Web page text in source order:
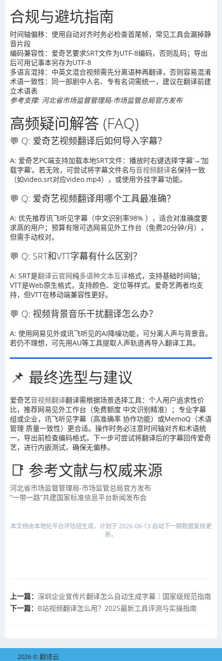
合规与避坑指南
时间轴偏移：使用自动对齐时务必检查首尾帧，常见工具会漏掉静
音片段
编码兼容性：爱奇艺要求SRT文件为UTF-8编码，否则乱码；导出
后可用记事本另存为UTF-8
多语言混排：中英文混合视频需先分离语种再翻译，否则容易混淆
术语一致性：同一部剧中人名、专有名词需统一，建议在翻译前建
立术语表
参考支撑: 河北省市场监督管理局-市场监管总局官方发布
高频疑问解答 (FAQ)
💬 Q: 爱奇艺视频翻译后如何导入字幕？
A: 爱奇艺PC端支持加载本地SRT文件：播放时右键选择‘字幕’→‘加
载字幕’。若无效，可尝试将字幕文件名与音视频翻译名保持一致
（如video.srt对应video.mp4），或使用‘外挂字幕’功能。
💬 Q: 爱奇艺视频翻译用哪个工具最准确？
A: 优先推荐讯飞听见字幕（中文识别率98% ），适合对准确度要
求高的用户；预算有限可选网易见外工作台（免费20分钟/月），
但需手动校对。
💬 Q: SRT和VTT字幕有什么区别？
A: SRT是翻译云官网纯多语种文本互译格式，支持基础时间轴；
VTT是Web原生格式，支持颜色、定位等样式。爱奇艺两者均支
持，但VTT在移动端兼容性更好。
💬 Q: 视频背景音乐干扰翻译怎么办？
A: 使用网易见外或讯飞听见的AI降噪功能，可分离人声与背景音。
若仍不理想，可先用AU等工具提取人声轨道再导入翻译工具。
📌 最终选型与建议
爱奇艺音视频翻译翻译需根据场景选择工具：个人用户追求性价
比，推荐网易见外工作台（免费额度 中文识别精准）；专业字幕
组或企业，讯飞听见字幕（高准确率 协作功能）或MemoQ（术语
管理 质量一致性）更合适。操作时务必注意时间轴对齐和术语统
一，导出前检查编码格式。下一步可尝试将翻译后的字幕回传爱奇
艺，进行内嵌测试，确保无偏移。
📑 参考文献与权威来源
河北省市场监督管理局-市场监管总局官方发布
“一带一路”共建国家标准信息平台新闻发布会
本文档由本地化平台评估组生成，计划于 2026-06-13 启动下一期数据复核更
新。
上一篇： 深圳企业宣传片翻译怎么自动生成字幕｜国家级规范指南
下一篇： B站视频翻译怎么用？2025最新工具评测与实操指南
2026 © 翻译云